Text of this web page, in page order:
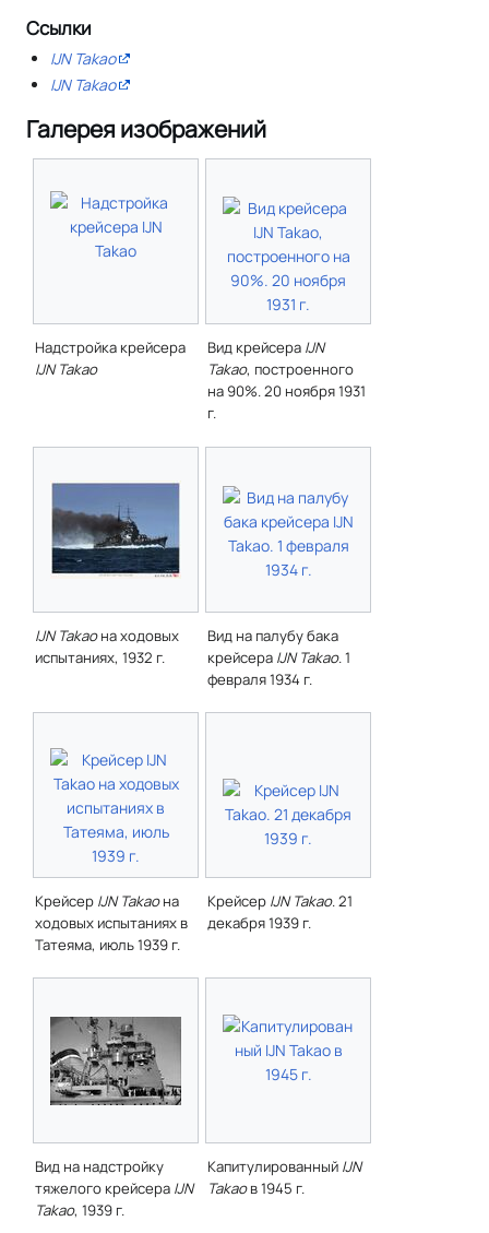
Ссылки
IJN Takao
IJN Takao
Галерея изображений
Надстройка крейсера
IJN Takao
Вид крейсера IJN
Takao, построенного
на 90%. 20 ноября 1931
г.
IJN Takaoна ходовых
испытаниях, 1932 г.
Вид на палубу бака
крейсера IJN Takao. 1
февраля 1934 г.
Крейсер IJN Takaoна
ходовых испытаниях в
Татеяма, июль 1939 г.
Крейсер IJN Takao. 21
декабря 1939 г.
Вид на надстройку
тяжелого крейсера IJN
Takao, 1939 г.
Капитулированный IJN
Takaoв 1945 г.